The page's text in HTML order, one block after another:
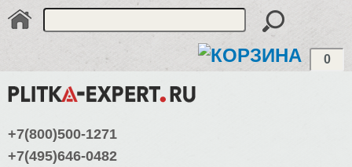
0
+7(800)500-1271
+7(495)646-0482